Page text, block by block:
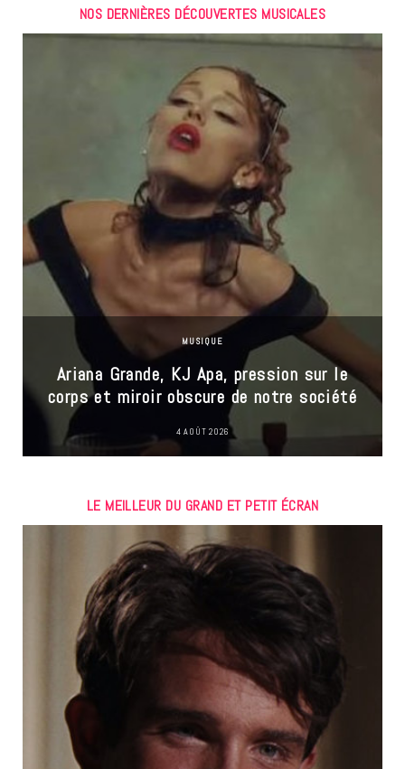
NOS DERNIÈRES DÉCOUVERTES MUSICALES
MUSIQUE
Ariana Grande, KJ Apa, pression sur le
corps et miroir obscure de notre société
4 AOÛT 2026
LE MEILLEUR DU GRAND ET PETIT ÉCRAN